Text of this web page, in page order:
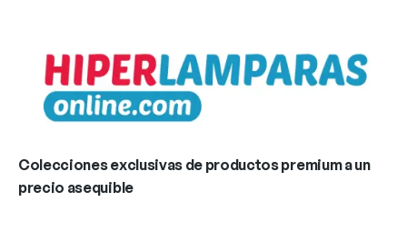
Colecciones exclusivas de productos premium a un
precio asequible